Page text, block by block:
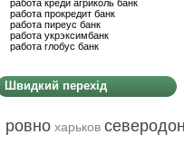
работа креди агриколь банк
работа прокредит банк
работа пиреус банк
работа укрэксимбанк
работа глобус банк
Швидкий перехід
ровно харьков